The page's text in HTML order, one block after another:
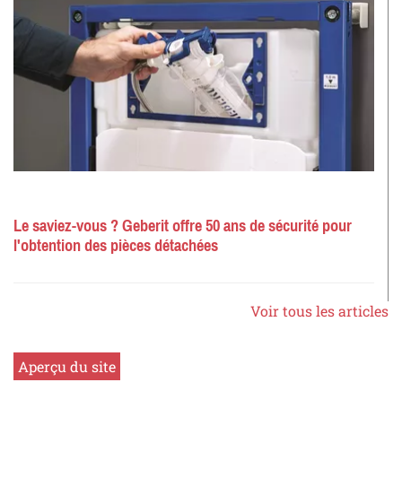
Le saviez-vous ? Geberit offre 50 ans de sécurité pour
l'obtention des pièces détachées
Voir tous les articles
Aperçu du site